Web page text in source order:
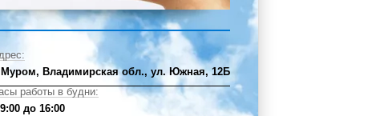
Муром, Владимирская обл., ул. Южная, 12Б
работы в будни:
до 16:00